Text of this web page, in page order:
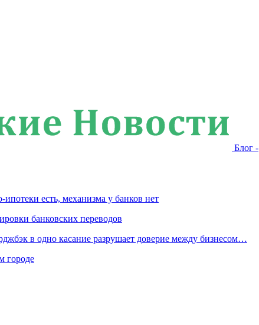
Блог -
есть, механизма у банков нет
банковских переводов
в одно касание разрушает доверие между бизнесом…
городе